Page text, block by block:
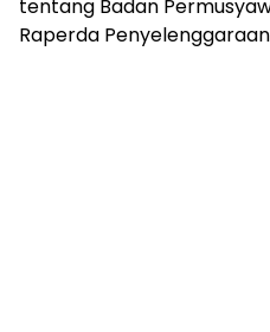
tentang Badan
Raperda